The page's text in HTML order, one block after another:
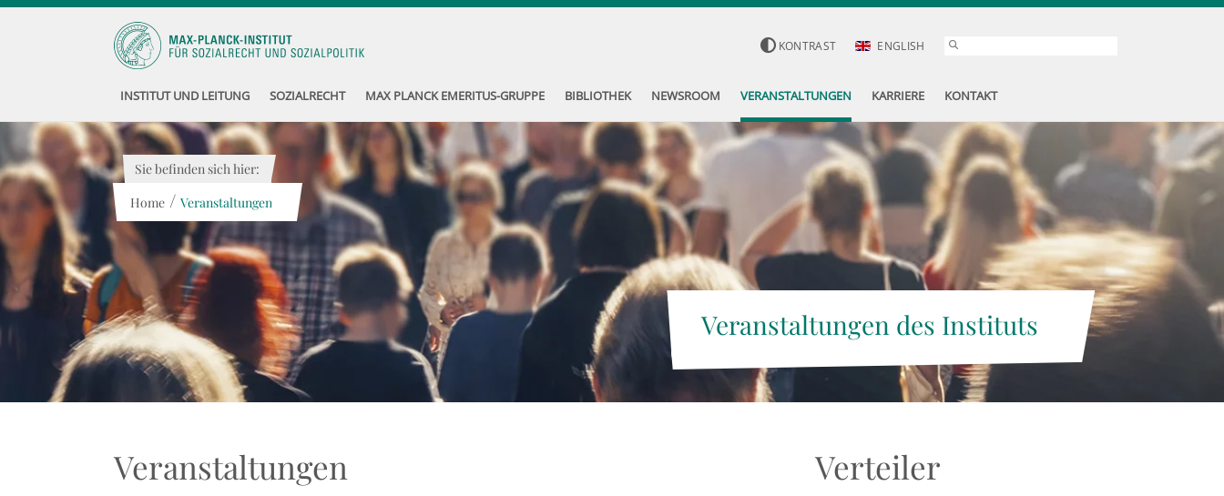
KONTRAST ENGLISH
INSTITUT UND LEITUNG SOZIALRECHT MAX PLANCK EMERITUS-GRUPPE BIBLIOTHEK NEWSROOM VERANSTALTUNGEN KARRIERE KONTAKT
Veranstaltungen des Instituts
Sie befinden sich hier:
Home / Veranstaltungen
Veranstaltungen Verteiler